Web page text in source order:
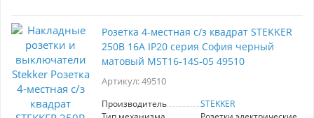
Розетка 4-местная с/з квадрат STEKKER
250В 16А IP20 серия София черный
матовый MST16-14S-05 49510
Артикул: 49510
Производитель
STEKKER